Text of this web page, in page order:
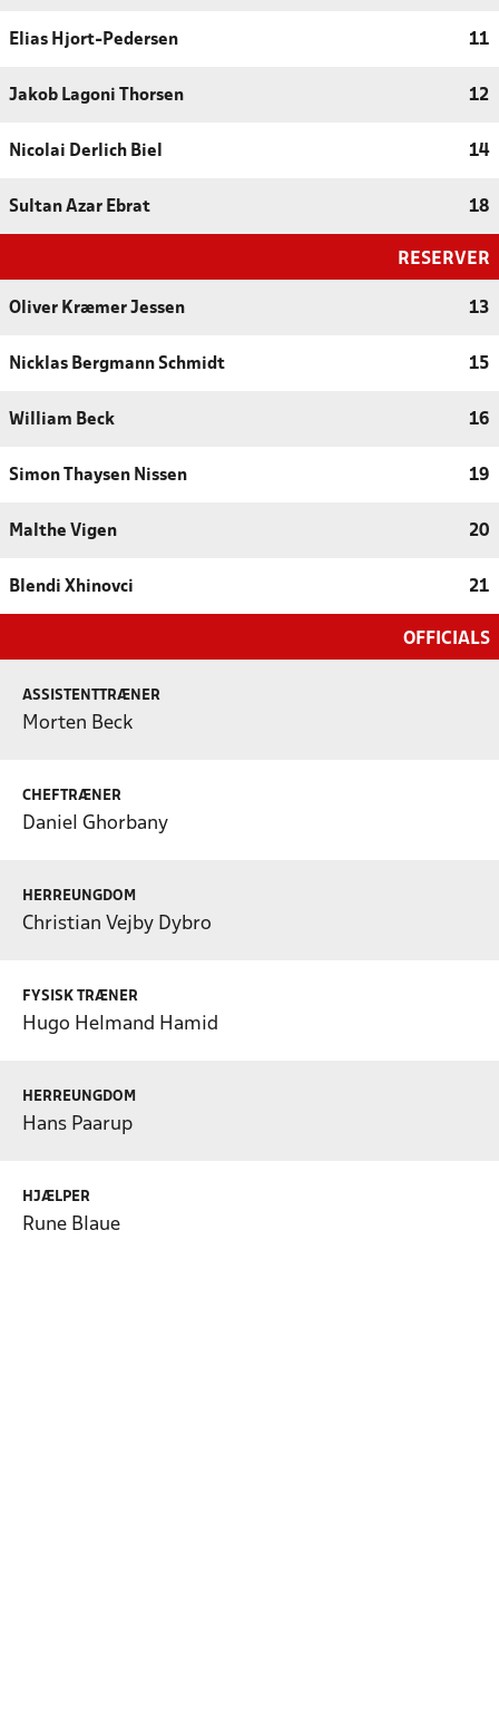
Elias Hjort-Pedersen 11
Jakob Lagoni Thorsen 12
Nicolai Derlich Biel 14
Sultan Azar Ebrat 18
RESERVER
Oliver Kræmer Jessen 13
Nicklas Bergmann Schmidt 15
William Beck 16
Simon Thaysen Nissen 19
Malthe Vigen 20
Blendi Xhinovci 21
OFFICIALS
ASSISTENTTRÆNER
Morten Beck
CHEFTRÆNER
Daniel Ghorbany
HERREUNGDOM
Christian Vejby Dybro
FYSISK TRÆNER
Hugo Helmand Hamid
HERREUNGDOM
Hans Paarup
HJÆLPER
Rune Blaue